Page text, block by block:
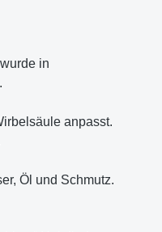
in
anpasst.
Öl und Schmutz.